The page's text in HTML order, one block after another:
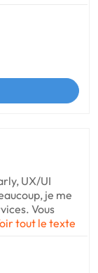
UX/UI
je me
Vous
tout le texte